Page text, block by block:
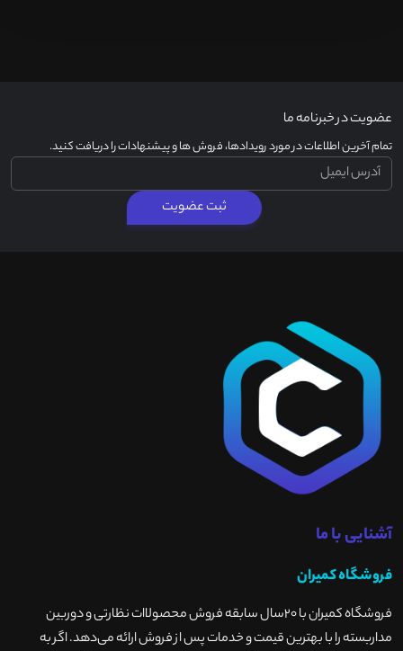
عضویت در خبرنامه ما
تمام آخرین اطلاعات در مورد رویدادها، فروش ها و پیشنهادات را دریافت کنید.
ثبت عضویت
آشنایی با ما
فروشگاه کمیران
فروشگاه کمیران با ۲۰سال سابقه فروش محصولاات نظارتی و دوربین
مداربسته را با بهترین قیمت و خدمات پس از فروش ارائه می‌دهد. اگر به